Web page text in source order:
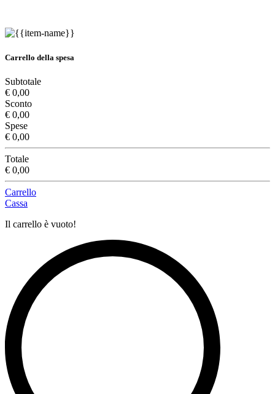
Carrello della spesa
Subtotale
€ 0,00
Sconto
€ 0,00
Spese
€ 0,00
Totale
€ 0,00
Carrello
Cassa
Il carrello è vuoto!